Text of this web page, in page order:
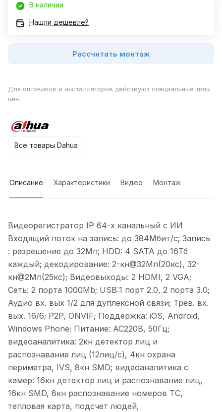
В наличии
Нашли дешевле?
Рассчитать монтаж
Для оптовиков и инсталляторов действуют специальные типы
цен.
Все товары Dahua
Описание Характеристики Видео Монтаж
Видеорегистратор IP 64-х канальный с ИИ
Входящий поток на запись: до 384Мбит/с; Запись
: разрешение до 32Мп; HDD: 4 SATA до 16Тб
каждый; декодирование: 2-кн@32Мп(20кс), 32-
кн@2Мп(25кс); Видеовыходы: 2 HDMI, 2 VGA;
Сеть: 2 порта 1000Mb; USB:1 порт 2.0, 2 порта 3.0;
Аудио вх. вых 1/2 для дуплексной связи; Трев. вх.
вых. 16/6; P2P, ONVIF; Поддержка: iOS, Android,
Windows Phone; Питание: AC220В, 50Гц;
видеоаналитика: 2кн детектор лиц и
распознавание лиц (12лиц/с), 4кн охрана
периметра, IVS, 8кн SMD; видеоаналитика с
камер: 16кн детектор лиц и распознавание лиц,
16кн SMD, 8кн распознавание номеров ТС,
тепловая карта, подсчет людей,